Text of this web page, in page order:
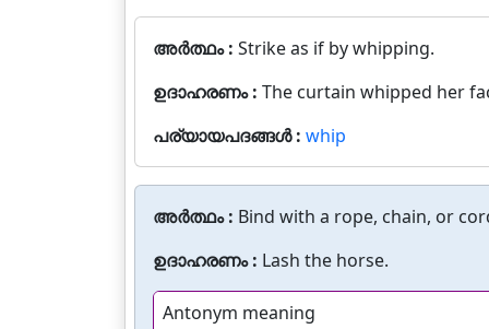
അർത്ഥം : Strike as if by whipping.
ഉദാഹരണം : The curtain whipped her
പര്യായപദങ്ങൾ : whip
അർത്ഥം : Bind with a rope, chain, or
ഉദാഹരണം : Lash the horse.
Antonym meaning